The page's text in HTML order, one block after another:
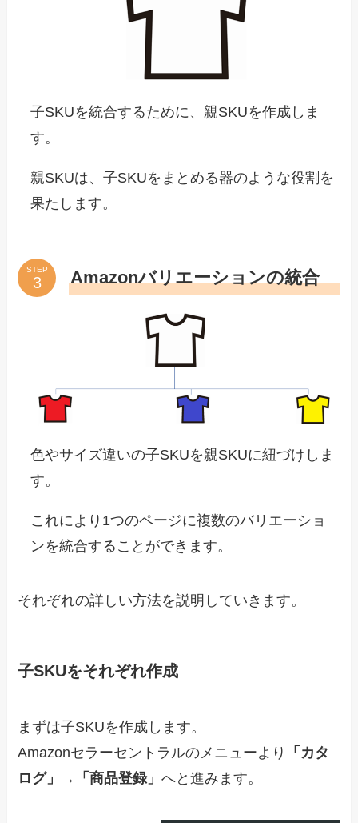
子SKUを統合するために、親SKUを作成しま
す。
親SKUは、子SKUをまとめる器のような役割を
果たします。
STEP Amazonバリエーションの統合
色やサイズ違いの子SKUを親SKUに紐づけしま
す。
これにより1つのページに複数のバリエーショ
ンを統合することができます。
それぞれの詳しい方法を説明していきます。
子SKUをそれぞれ作成
まずは子SKUを作成します。
Amazonセラーセントラルのメニューより
「カタ
ログ」
→ 「商品登録」へと進みます。